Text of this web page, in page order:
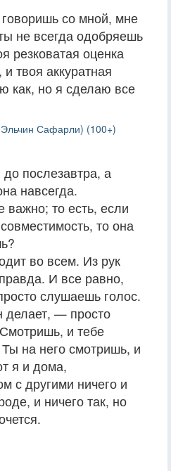
со мной, мне
не всегда одобряешь
резковатая оценка
твоя аккуратная
как, но я сделаю все
Сафарли) (100+)
послезавтра, а
навсегда.
важно; то есть, если
то она
во всем. Из рук
И все равно,
слушаешь голос.
делает, — просто
и тебе
на него смотришь, и
я и дома,
с другими ничего и
и ничего так, но